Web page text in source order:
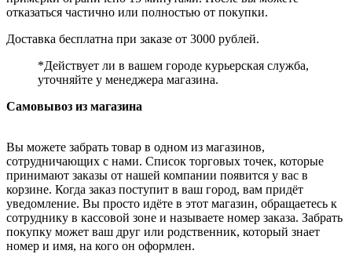
отказаться частично или полностью от покупки.
Доставка бесплатна при заказе от 3000 рублей.
*Действует ли в вашем городе курьерская служба,
уточняйте у менеджера магазина.
Самовывоз из магазина
Вы можете забрать товар в одном из магазинов,
сотрудничающих с нами. Список торговых точек, которые
принимают заказы от нашей компании появится у вас в
корзине. Когда заказ поступит в ваш город, вам придёт
уведомление. Вы просто идёте в этот магазин, обращаетесь к
сотруднику в кассовой зоне и называете номер заказа. Забрать
покупку может ваш друг или родственник, который знает
номер и имя, на кого он оформлен.